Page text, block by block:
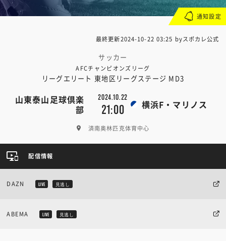
最終更新2024-10-22 03:25 byスポカレ公式
サッカー
AFCチャンピオンズリーグ
リーグエリート 東地区リーグステージ MD3
山東泰山足球倶楽
部
2024.10.22
21:00 横浜F・マリノス
済南奥林匹克体育中心
通知設定
配信情報
DAZN LIVE 見逃し
ABEMA LIVE 見逃し